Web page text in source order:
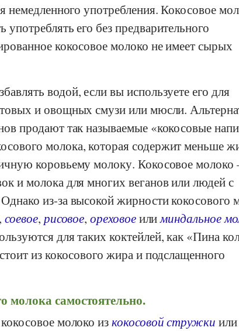
немедленного употребления. Кокосовое
его без предварительного
кокосовое молоко не имеет сырых
водой, если вы используете его для
и овощных смузи или мюсли.
продают так называемые «кокосовые
молока, которая содержит меньше
коровьему молоку. Кокосовое
и молока для многих веганов или людей с
из-за высокой жирности кокосового
,соевое, рисовое,ореховоеилиминдальное
для таких коктейлей, как «Пина
из кокосового жира и подслащенного
молока самостоятельно.
молоко изкокосовой стружки или